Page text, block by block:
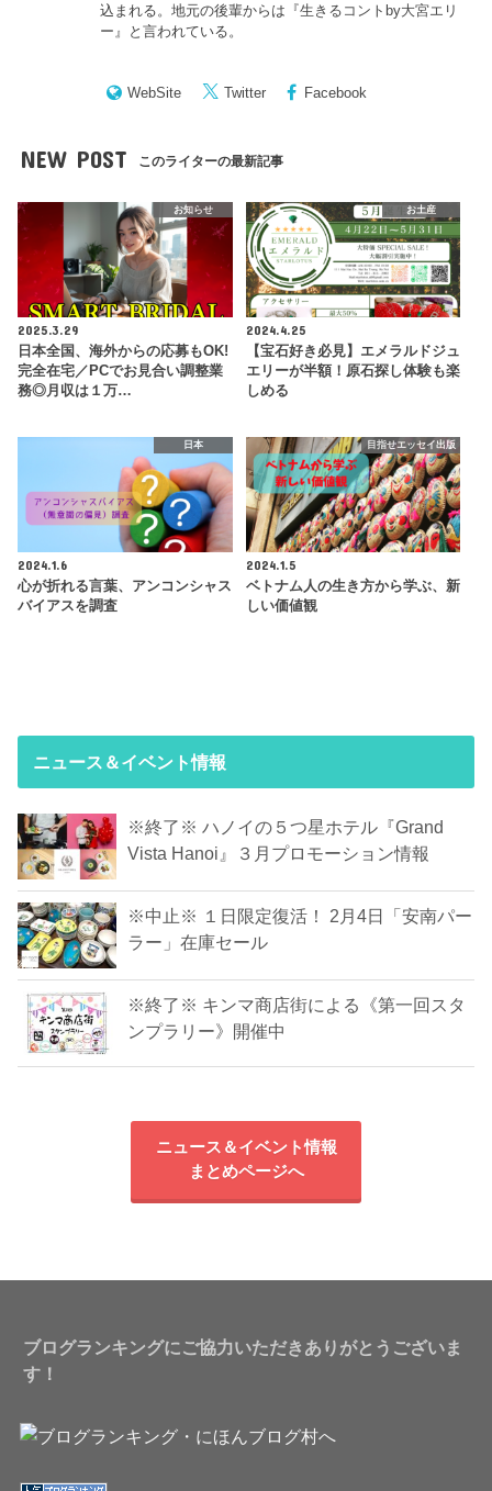
込まれる。地元の後輩からは『生きるコントby大宮エリ
ー 』と言われている。
WebSite Twitter Facebook
NEW POST このライターの最新記事
お知らせ
2025.3.29
日本全国、海外からの応募もOK!
完全在宅／PCでお見合い調整業
務◎月収は１万…
お土産
2024.4.25
【宝石好き必見】エメラルドジュ
エリーが半額！原石探し体験も楽
しめる
日本
2024.1.6
心が折れる言葉、アンコンシャス
バイアスを調査
目指せエッセイ出版
2024.1.5
ベトナム人の生き方から学ぶ、新
しい価値観
ニュース＆イベント情報
※終了※ ハノイの５つ星ホテル『Grand
Vista Hanoi』３月プロモーション情報
※中止※ １日限定復活！ 2月4日「安南パー
ラー」在庫セール
※終了※ キンマ商店街による《第一回スタ
ンプラリー》開催中
ニュース＆イベント情報
まとめページへ
ブログランキングにご協力いただきありがとうございま
す！